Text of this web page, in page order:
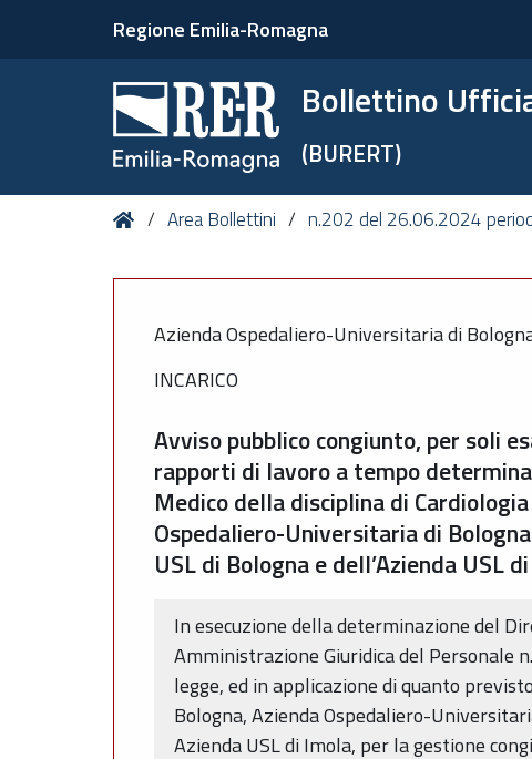
Regione Emilia-Romagna
Bollettino
(BURERT)
Tu HomeArea Bollettini n.202 del 26.06.2024
Azienda Ospedaliero-Universitaria di
INCARICO
Avviso pubblico congiunto, per soli
rapporti di lavoro a tempo
Medico della disciplina di
Ospedaliero-Universitaria di
USL di Bologna e dell’Azienda USL
In esecuzione della determinazione del
Amministrazione Giuridica del Personale
legge, ed in applicazione di quanto
Bologna, Azienda Ospedaliero-
Azienda USL di Imola, per la gestione